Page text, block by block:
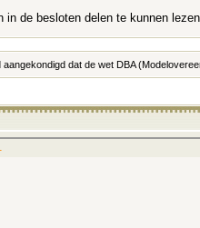
de besloten delen te kunnen
dat de wet DBA